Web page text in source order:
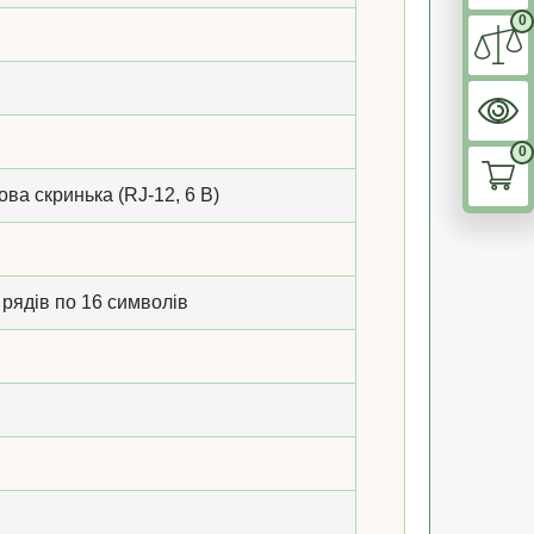
0
0
скринька (RJ-12, 6 В)
по 16 символів